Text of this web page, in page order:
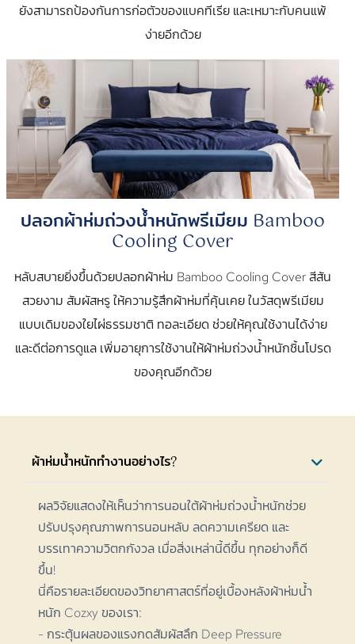
ยังสามารถป้องกันการก่อตัวของแบคทีเรีย และเหมาะกับคนแพ้
ง่ายอีกด้วย
ปลอกผ้าห่มถ่วงน้ำหนักพรีเมียม Bamboo
Cooling Cover
หลับสบายยิ่งขึ้นด้วยปลอกผ้าห่ม Bamboo Cooling Cover สีสัน
สวยงาม สัมผัสหรู ให้ความรู้สึกผ้าห่มที่คุ้นเคย ในวัสดุพรีเมียม
แบบเดิมของใยไผ่ธรรมชาติ ทอละเอียด ช่วยให้คุณใช้งานได้ง่าย
และดีต่อการดูแล เพิ่มอายุการใช้งานให้ผ้าห่มถ่วงน้ำหนักชิ้นโปรด
ของคุณอีกด้วย
ผ้าห่มน้ำหนักทำงานอย่างไร?
ผลวิจัยแสดงให้เห็นว่าการนอนใต้ผ้าห่มถ่วงน้ำหนักช่วย
ปรับปรุงคุณภาพการนอนหลับ ลดความเครียด และ
บรรเทาความวิตกกังวล เมื่อสิ่งเหล่านี้ดีขึ้น ทุกอย่างก็ดี
ขึ้น!
นี่คือรายละเอียดของวิทยาศาสตร์ที่อยู่เบื้องหลังผ้าห่มน้ำ
หนัก Cozxy ของเรา:
- กระตุ้นผลของแรงกดสัมผัสลึก Deep Pressure